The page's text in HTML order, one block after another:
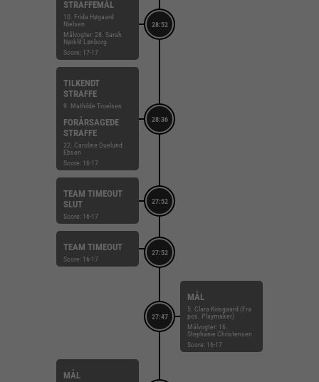
28:52
STRAFFEMÅL
10. Frida Høgaard
Nielsen
Målvogter: 28. Sarah
Nørklit Lønborg
Score: 17-17
28:36
TILKENDT
STRAFFE
9. Mathilde Troelsen
FORÅRSAGEDE
STRAFFE
22. Caroline Duelund
Ebsen
Score: 16-17
27:52
TEAM TIMEOUT
SLUT
Score: 16-17
27:52
TEAM TIMEOUT
Score: 16-17
27:47
MÅL
5. Clara Kvisgaard (Fra
pos. Playmaker)
Målvogter: 16.
Stephanie Christensen
Score: 16-17
MÅL